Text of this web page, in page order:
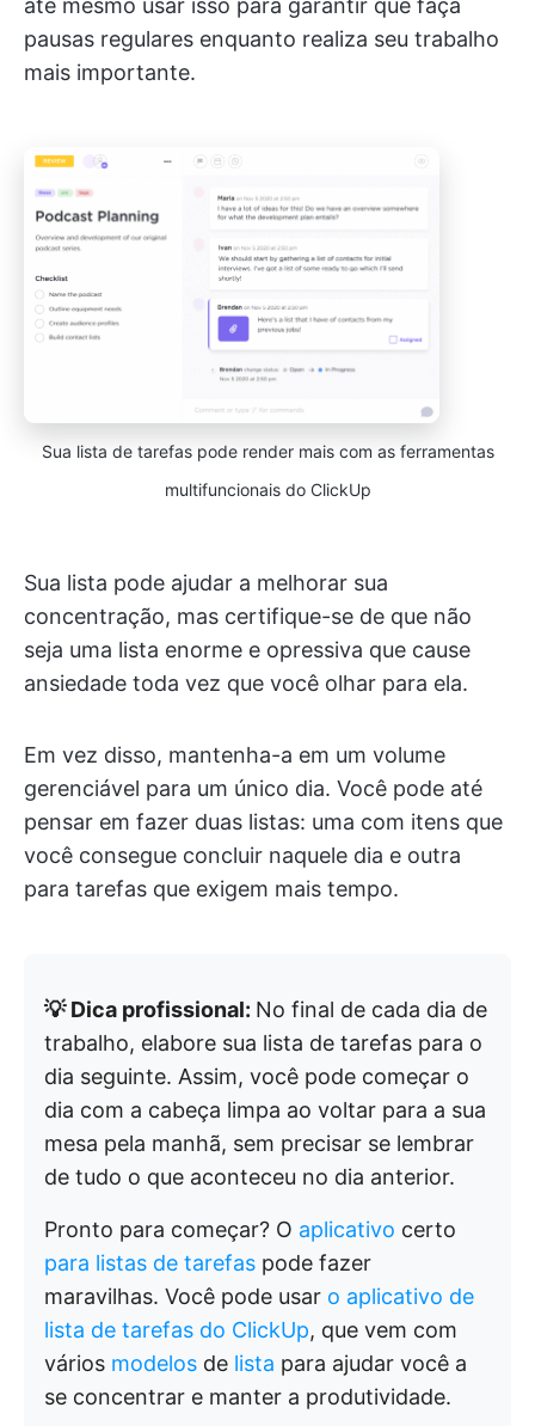
até mesmo usar isso para garantir que faça
pausas regulares enquanto realiza seu trabalho
mais importante.
Sua lista de tarefas pode render mais com as ferramentas
multifuncionais do ClickUp
Sua lista pode ajudar a melhorar sua
concentração, mas certifique-se de que não
seja uma lista enorme e opressiva que cause
ansiedade toda vez que você olhar para ela.
Em vez disso, mantenha-a em um volume
gerenciável para um único dia. Você pode até
pensar em fazer duas listas: uma com itens que
você consegue concluir naquele dia e outra
para tarefas que exigem mais tempo.
💡 Dica profissional: No final de cada dia de
trabalho, elabore sua lista de tarefas para o
dia seguinte. Assim, você pode começar o
dia com a cabeça limpa ao voltar para a sua
mesa pela manhã, sem precisar se lembrar
de tudo o que aconteceu no dia anterior.
Pronto para começar? O aplicativo certo
para listas de tarefas pode fazer
maravilhas. Você pode usar o aplicativo de
lista de tarefas do ClickUp, que vem com
vários modelos de lista para ajudar você a
se concentrar e manter a produtividade.